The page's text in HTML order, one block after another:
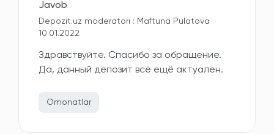
Javob
Depozit.uz moderatori : Maftuna Pulatova
10.01.2022
Здравствуйте. Спасибо за обращение.
Да, данный депозит всё ещё актуален.
Omonatlar